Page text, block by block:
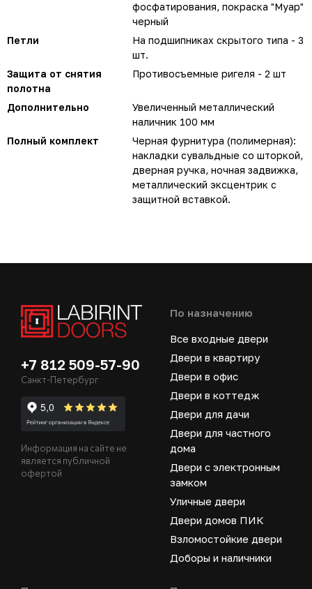
фосфатирования, покраска "Муар"
черный
Петли
На подшипниках скрытого типа - 3
шт.
Защита от снятия
полотна
Противосъемные ригеля - 2 шт
Дополнительно
Увеличенный металлический
наличник 100 мм
Полный комплект
Черная фурнитура (полимерная):
накладки сувальдные со шторкой,
дверная ручка, ночная задвижка,
металлический эксцентрик с
защитной вставкой.
+7 812 509-57-90
Санкт-Петербург
Информация на сайте не
является публичной
офертой
По назначению
Все входные двери
Двери в квартиру
Двери в офис
Двери в коттедж
Двери для дачи
Двери для частного
дома
Двери с электронным
замком
Уличные двери
Двери домов ПИК
Взломостойкие двери
Доборы и наличники